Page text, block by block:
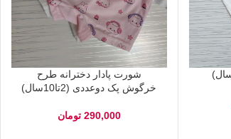
شورت پادار دخترانه طرح
خرگوش پک دوعددی (2تا10سال)
290,000 تومان